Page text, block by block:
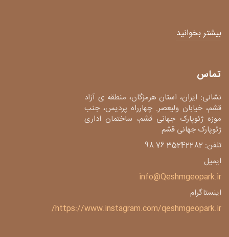
بیشتر بخوانید
تماس
نشانی: ایران، استان هرمزگان، منطقه ی آزاد
قشم، خیابان ولیعصر. چهارراه پردیس، جنب
موزه ژئوپارک جهانی قشم، ساختمان اداری
ژئوپارک جهانی قشم
تلفن: 35242282 76 98
ایمیل
info@Qeshmgeopark.ir
اینستاگرام
https://www.instagram.com/qeshmgeopark.ir/